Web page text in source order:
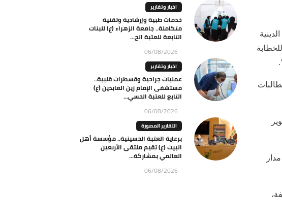
اخبار وتقارير
خدمات طبية وإرشادية وتقنية
متكاملة.. جامعة الزهراء (ع) للبنات
التابعة للعتبة الح...
06/08/2026
اخبار وتقارير
عمليات جراحية وقسطرات قلبية..
مستشفى الإمام زين العابدين (ع)
التابع للعتبة الحسي...
06/08/2026
التقارير المصورة
برعاية العتبة الحسينية.. مؤسسة أهل
البيت (ع) تقيم ملتقى الأربعين
العالمي بمشاركة...
06/08/2026